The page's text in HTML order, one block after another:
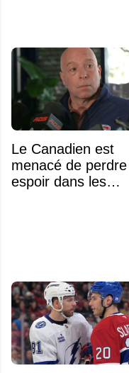
Le Canadien est
menacé de
espoir dans les